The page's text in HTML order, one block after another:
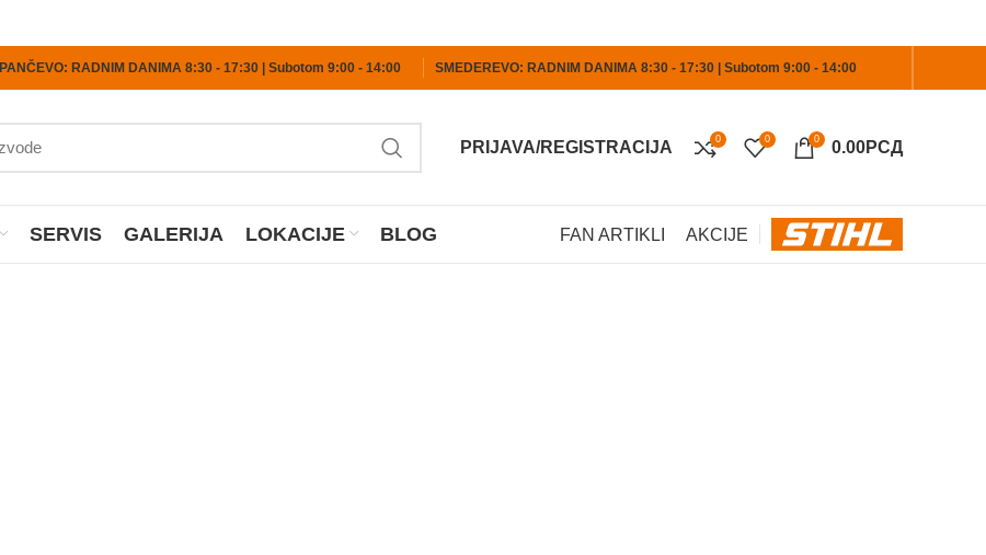
PANČEVO: RADNIM DANIMA 8:30 - 17:30 | Subotom 9:00 - 14:00 SMEDEREVO: RADNIM DANIMA 8:30 - 17:30 | Subotom 9:00 - 14:00
PRIJAVA/REGISTRACIJA 0 0 0 0.00РСД
SERVIS GALERIJA LOKACIJE BLOG FAN ARTIKLI AKCIJE